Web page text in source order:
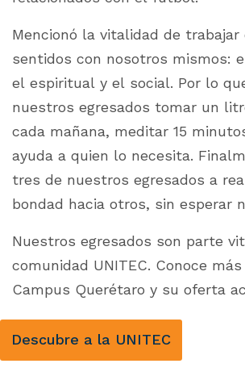
Mencionó la vitalidad de trabajar
sentidos con nosotros mismos:
el espiritual y el social. Por lo
nuestros egresados tomar un
cada mañana, meditar 15
ayuda a quien lo necesita.
tres de nuestros egresados a
bondad hacia otros, sin esperar
Nuestros egresados son parte
comunidad UNITEC. Conoce
Campus Querétaro y su oferta
Descubre a la UNITEC